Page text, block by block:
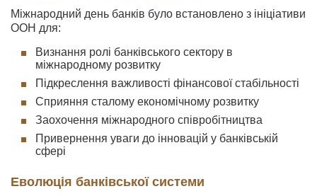
Міжнародний день банків було встановлено з ініціативи
ООН для:
Визнання ролі банківського сектору в
міжнародному розвитку
Підкреслення важливості фінансової стабільності
Сприяння сталому економічному розвитку
Заохочення міжнародного співробітництва
Привернення уваги до інновацій у банківській
сфері
Еволюція банківської системи